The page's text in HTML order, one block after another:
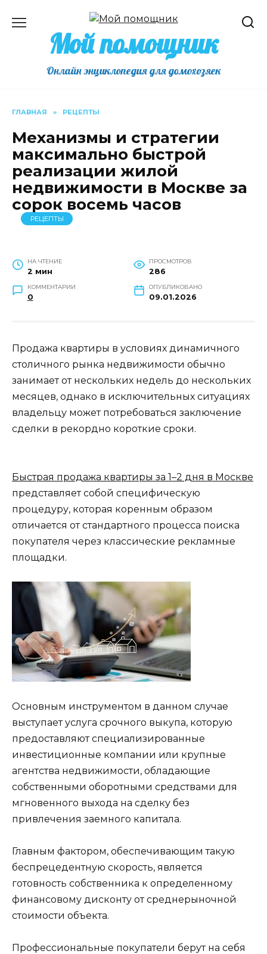
содержаниюМой помощник
Онлайн энциклопедия для домохозяек
ГЛАВНАЯ » РЕЦЕПТЫ
Механизмы и стратегии
максимально быстрой
реализации жилой
недвижимости в Москве за
сорок восемь часов
РЕЦЕПТЫ
НА ЧТЕНИЕ
2 мин
ПРОСМОТРОВ
286
КОММЕНТАРИИ
0
ОПУБЛИКОВАНО
09.01.2026
Продажа квартиры в условиях динамичного
столичного рынка недвижимости обычно
занимает от нескольких недель до нескольких
месяцев, однако в исключительных ситуациях
владельцу может потребоваться заключение
сделки в рекордно короткие сроки.
Быстрая продажа квартиры за 1–2 дня в Москве
представляет собой специфическую
процедуру, которая коренным образом
отличается от стандартного процесса поиска
покупателя через классические рекламные
площадки.
Основным инструментом в данном случае
выступает услуга срочного выкупа, которую
предоставляют специализированные
инвестиционные компании или крупные
агентства недвижимости, обладающие
собственными оборотными средствами для
мгновенного выхода на сделку без
привлечения заемного капитала.
Главным фактором, обеспечивающим такую
беспрецедентную скорость, является
готовность собственника к определенному
финансовому дисконту от среднерыночной
стоимости объекта.
Профессиональные покупатели берут на себя